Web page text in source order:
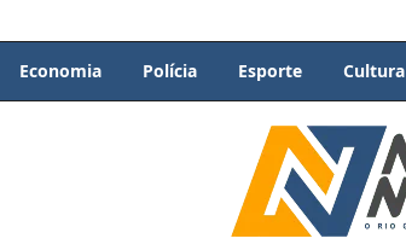
Economia Polícia Esporte Cultura